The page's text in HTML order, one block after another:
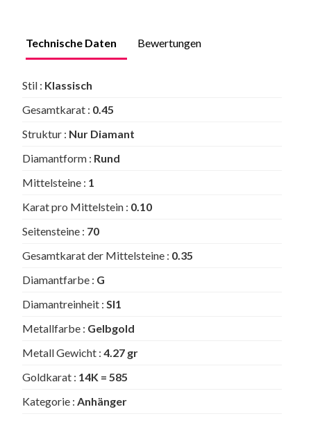
Technische Daten Bewertungen
Stil : Klassisch
Gesamtkarat : 0.45
Struktur : Nur Diamant
Diamantform : Rund
Mittelsteine : 1
Karat pro Mittelstein : 0.10
Seitensteine : 70
Gesamtkarat der Mittelsteine : 0.35
Diamantfarbe : G
Diamantreinheit :SI1
Metallfarbe : Gelbgold
Metall Gewicht :4.27 gr
Goldkarat : 14K = 585
Kategorie :Anhänger